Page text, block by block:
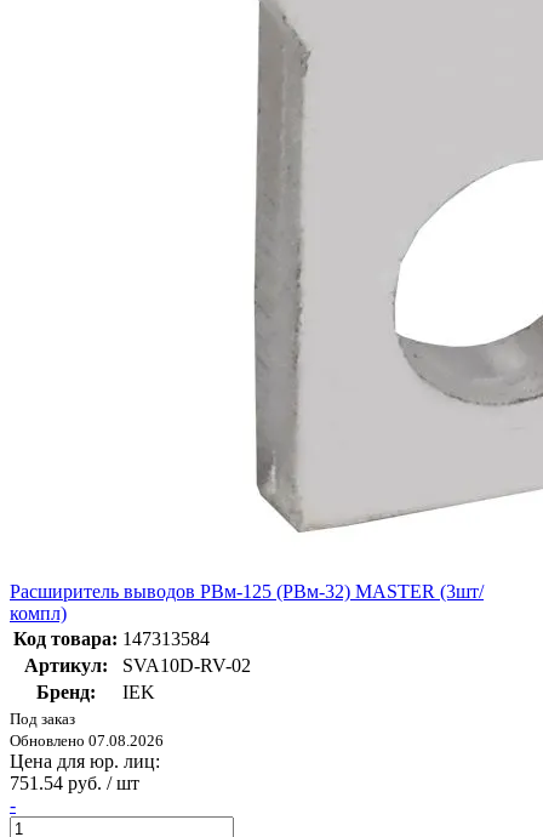
Расширитель выводов РВм-125 (РВм-32) MASTER (3шт/
компл)
Код товара: 147313584
Артикул:
SVA10D-RV-02
Бренд:
IEK
Под заказ
Обновлено 07.08.2026
Цена для юр. лиц:
751.54 руб. / шт
-